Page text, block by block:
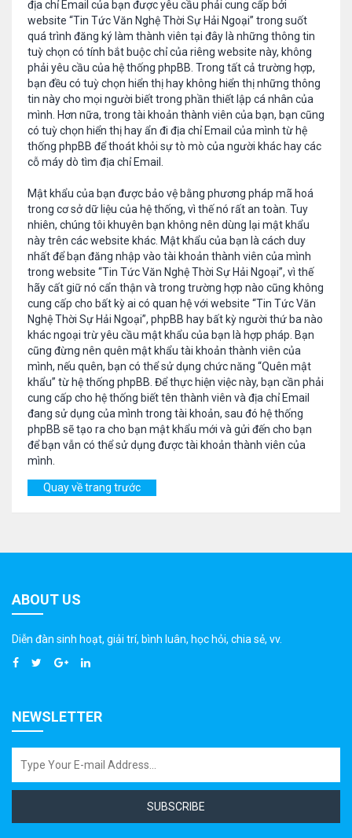
địa chỉ Email của bạn được yêu cầu phải cung cấp bởi
website “Tin Tức Văn Nghệ Thời Sự Hải Ngoại” trong suốt
quá trình đăng ký làm thành viên tại đây là những thông tin
tuỳ chọn có tính bắt buộc chỉ của riêng website này, không
phải yêu cầu của hệ thống phpBB. Trong tất cả trường hợp,
bạn đều có tuỳ chọn hiển thị hay không hiển thị những thông
tin này cho mọi người biết trong phần thiết lập cá nhân của
mình. Hơn nữa, trong tài khoản thành viên của bạn, bạn cũng
có tuỳ chọn hiển thị hay ẩn đi địa chỉ Email của mình từ hệ
thống phpBB để thoát khỏi sự tò mò của người khác hay các
cỗ máy dò tìm địa chỉ Email.
Mật khẩu của bạn được bảo vệ bằng phương pháp mã hoá
trong cơ sở dữ liệu của hệ thống, vì thế nó rất an toàn. Tuy
nhiên, chúng tôi khuyên bạn không nên dùng lại mật khẩu
này trên các website khác. Mật khẩu của bạn là cách duy
nhất để bạn đăng nhập vào tài khoản thành viên của mình
trong website “Tin Tức Văn Nghệ Thời Sự Hải Ngoại”, vì thế
hãy cất giữ nó cẩn thận và trong trường hợp nào cũng không
cung cấp cho bất kỳ ai có quan hệ với website “Tin Tức Văn
Nghệ Thời Sự Hải Ngoại”, phpBB hay bất kỳ người thứ ba nào
khác ngoại trừ yêu cầu mật khẩu của bạn là hợp pháp. Bạn
cũng đừng nên quên mật khẩu tài khoản thành viên của
mình, nếu quên, bạn có thể sử dụng chức năng “Quên mật
khẩu” từ hệ thống phpBB. Để thực hiện việc này, bạn cần phải
cung cấp cho hệ thống biết tên thành viên và địa chỉ Email
đang sử dụng của mình trong tài khoản, sau đó hệ thống
phpBB sẽ tạo ra cho bạn mật khẩu mới và gửi đến cho bạn
để bạn vẫn có thể sử dụng được tài khoản thành viên của
mình.
Quay về trang trước
ABOUT US
Diễn đàn sinh hoạt, giải trí, bình luân, học hỏi, chia sẻ, vv.
NEWSLETTER
SUBSCRIBE